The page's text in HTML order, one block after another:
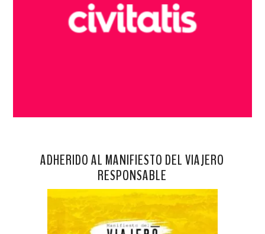
ADHERIDO AL MANIFIESTO DEL VIAJERO
RESPONSABLE